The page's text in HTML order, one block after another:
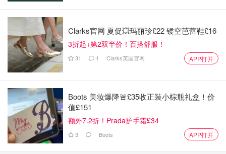
M&S的会员卡叫 Sparks card
APP注册电子会员卡，也可以直接去店里领实体卡。
办理会员卡有什么好处呢？下载M&S App的话，可以看到
Clarks官网 夏促💥玛丽珍£22 镂空芭蕾鞋£16
3折起+第2双半价！百搭舒服！
31 1 Clarks英国官网 APP打开
Boots 美妆爆降🚨£35收正装小棕瓶礼盒！价
值£151
额外7.2折！Prada护手霜£34
3 Boots APP打开